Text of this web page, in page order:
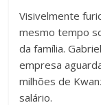
Visivelmente
mesmo tempo
da família.
empresa
milhões de
salário.